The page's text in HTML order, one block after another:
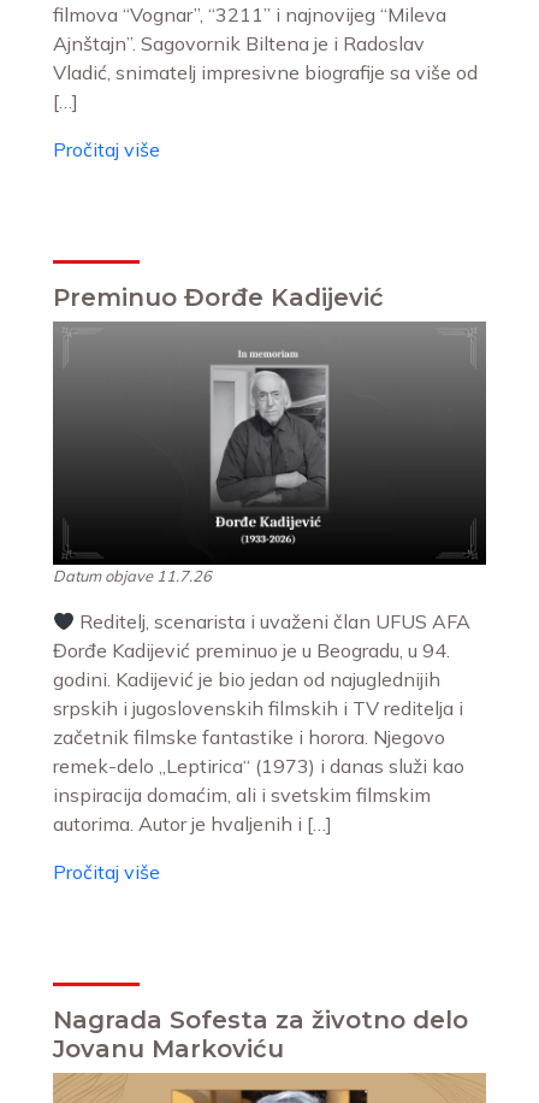
filmova “Vognar”, “3211” i najnovijeg “Mileva
Ajnštajn”. Sagovornik Biltena je i Radoslav
Vladić, snimatelj impresivne biografije sa više od
[…]
Pročitaj više
Preminuo Đorđe Kadijević
Datum objave 11.7.26
Reditelj, scenarista i uvaženi član UFUS AFA
Đorđe Kadijević preminuo je u Beogradu, u 94.
godini. Kadijević je bio jedan od najuglednijih
srpskih i jugoslovenskih filmskih i TV reditelja i
začetnik filmske fantastike i horora. Njegovo
remek-delo „Leptirica“ (1973) i danas služi kao
inspiracija domaćim, ali i svetskim filmskim
autorima. Autor je hvaljenih i […]
Pročitaj više
Nagrada Sofesta za životno delo
Jovanu Markoviću